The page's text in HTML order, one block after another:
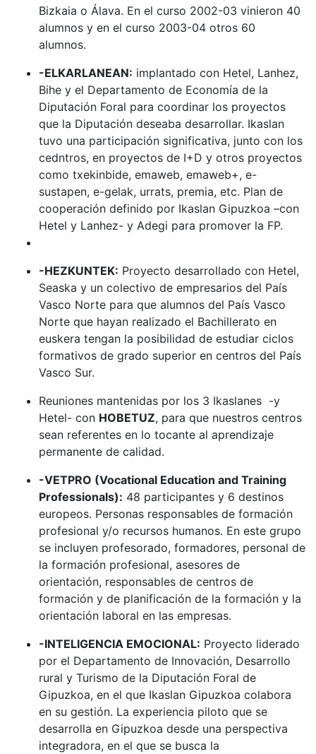
Bizkaia o Álava. En el curso 2002-03 vinieron 40
alumnos y en el curso 2003-04 otros 60
alumnos.
-ELKARLANEAN: implantado con Hetel, Lanhez,
Bihe y el Departamento de Economía de la
Diputación Foral para coordinar los proyectos
que la Diputación deseaba desarrollar. Ikaslan
tuvo una participación significativa, junto con los
cedntros, en proyectos de I+D y otros proyectos
como txekinbide, emaweb, emaweb+, e-
sustapen, e-gelak, urrats, premia, etc. Plan de
cooperación definido por Ikaslan Gipuzkoa –con
Hetel y Lanhez- y Adegi para promover la FP.
-HEZKUNTEK: Proyecto desarrollado con Hetel,
Seaska y un colectivo de empresarios del País
Vasco Norte para que alumnos del País Vasco
Norte que hayan realizado el Bachillerato en
euskera tengan la posibilidad de estudiar ciclos
formativos de grado superior en centros del País
Vasco Sur.
Reuniones mantenidas por los 3 Ikaslanes -y
Hetel- con HOBETUZ, para que nuestros centros
sean referentes en lo tocante al aprendizaje
permanente de calidad.
-VETPRO (Vocational Education and Training
Professionals): 48 participantes y 6 destinos
europeos. Personas responsables de formación
profesional y/o recursos humanos. En este grupo
se incluyen profesorado, formadores, personal de
la formación profesional, asesores de
orientación, responsables de centros de
formación y de planificación de la formación y la
orientación laboral en las empresas.
-INTELIGENCIA EMOCIONAL: Proyecto liderado
por el Departamento de Innovación, Desarrollo
rural y Turismo de la Diputación Foral de
Gipuzkoa, en el que Ikaslan Gipuzkoa colabora
en su gestión. La experiencia piloto que se
desarrolla en Gipuzkoa desde una perspectiva
integradora, en el que se busca la